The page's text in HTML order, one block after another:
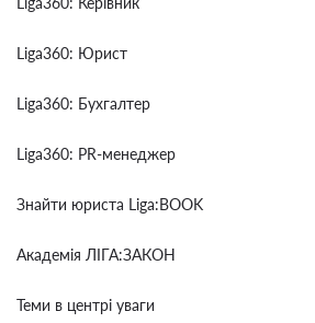
Liga360: Юрист
Liga360: Бухгалтер
Liga360: PR-менеджер
Знайти юриста Liga:BOOK
Академія ЛІГА:ЗАКОН
Теми в центрі уваги